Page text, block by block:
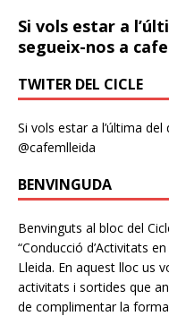
Si vols estar a
segueix-nos a
TWITER DEL CICLE
Si vols estar a l’última
@cafemlleida
BENVINGUDA
Benvinguts al bloc del
“Conducció d’Activitats
Lleida. En aquest lloc us
activitats i sortides que
de complimentar la